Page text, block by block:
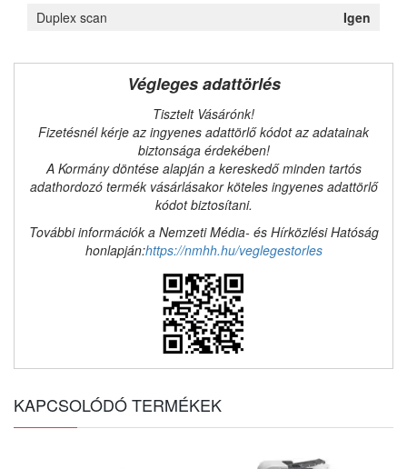
Duplex scan
Igen
Végleges adattörlés
Tisztelt Vásárónk!
Fizetésnél kérje az ingyenes adattörlő kódot az adatainak
biztonsága érdekében!
A Kormány döntése alapján a kereskedő minden tartós
adathordozó termék vásárlásakor köteles ingyenes adattörlő
kódot biztosítani.
További információk a Nemzeti Média- és Hírközlési Hatóság
honlapján:https://nmhh.hu/veglegestorles
KAPCSOLÓDÓ TERMÉKEK